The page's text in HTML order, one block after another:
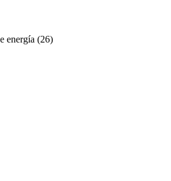
energía (26)